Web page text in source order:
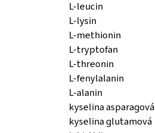
L-leucin
L-lysin
L-methionin
L-tryptofan
L-threonin
L-fenylalanin
L-alanin
kyselina asparagová
kyselina glutamová